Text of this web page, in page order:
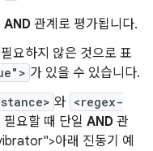
AND 관계로 평가됩니다.
요하지 않은 것으로 표
가 있을 수 있습니다.
와 <regex-
필요할 때 단일 AND 관
아래 진동기 예